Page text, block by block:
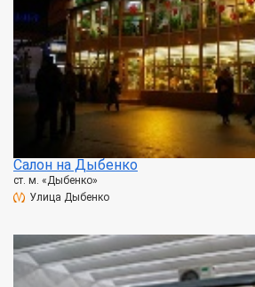
Салон на Дыбенко
ст. м. «Дыбенко»
Улица Дыбенко